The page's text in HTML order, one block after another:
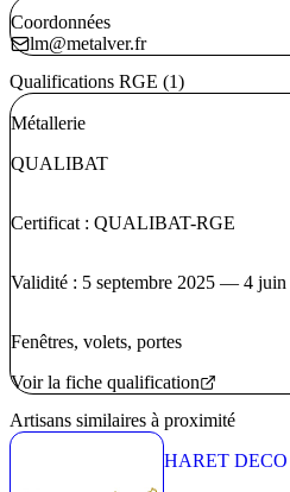
Coordonnées
lm@metalver.fr
Qualifications RGE (1)
Métallerie
QUALIBAT
Certificat : QUALIBAT-RGE
Validité : 5 septembre 2025 — 4 juin
Fenêtres, volets, portes
Voir la fiche qualification
Artisans similaires à proximité
HARET DECO